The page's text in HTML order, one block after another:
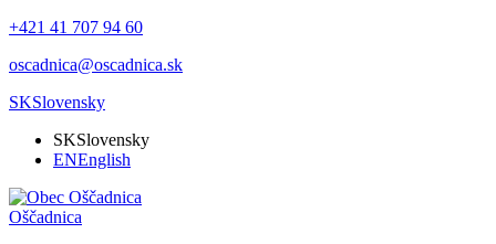
+421 41 707 94 60
oscadnica@oscadnica.sk
SKSlovensky
SKSlovensky
ENEnglish
Oščadnica